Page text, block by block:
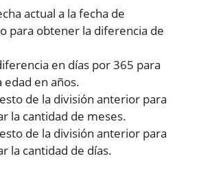
actual a la fecha de
para obtener la diferencia de
en días por 365 para
en años.
de la división anterior para
la cantidad de meses.
de la división anterior para
la cantidad de días.